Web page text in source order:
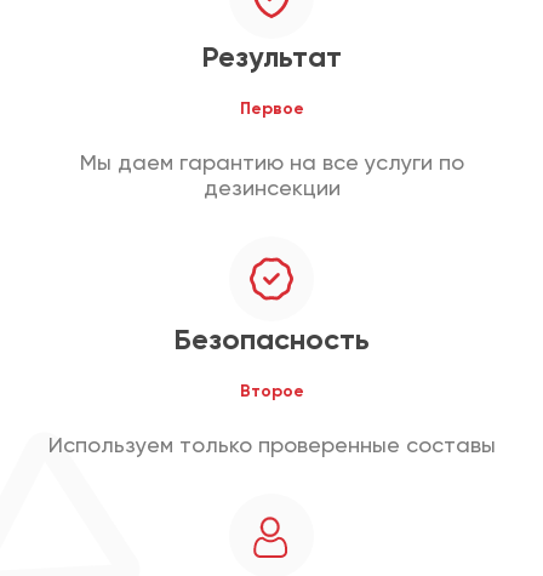
Результат
Первое
Мы даем гарантию на все услуги по
дезинсекции
Безопасность
Второе
Используем только проверенные составы